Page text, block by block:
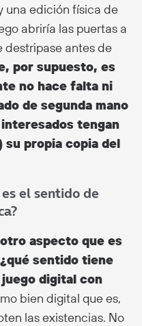
una edición física de
abriría las puertas a
destripase antes de
por supuesto, es
no hace falta ni
de segunda mano
tengan
su propia copia del
el sentido de
aspecto que es
sentido tiene
digital con
bien digital que es,
las existencias. No